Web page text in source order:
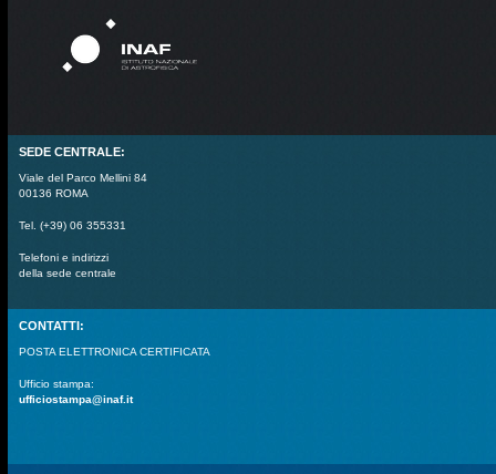
SEDE CENTRALE:
Viale del Parco Mellini 84
00136 ROMA
Tel. (+39) 06 355331
Telefoni e indirizzi
della sede centrale
CONTATTI:
POSTA ELETTRONICA CERTIFICATA
Ufficio stampa:
ufficiostampa@inaf.it